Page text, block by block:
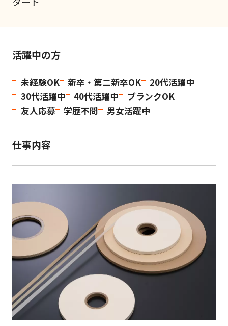
活躍中の方
未経験OK 新卒・第二新卒OK
20代活躍中
30代活躍中
40代活躍中
ブランクOK
友人応募
学歴不問 男女活躍中
仕事内容